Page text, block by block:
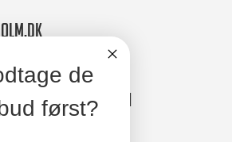
Information
de
først?